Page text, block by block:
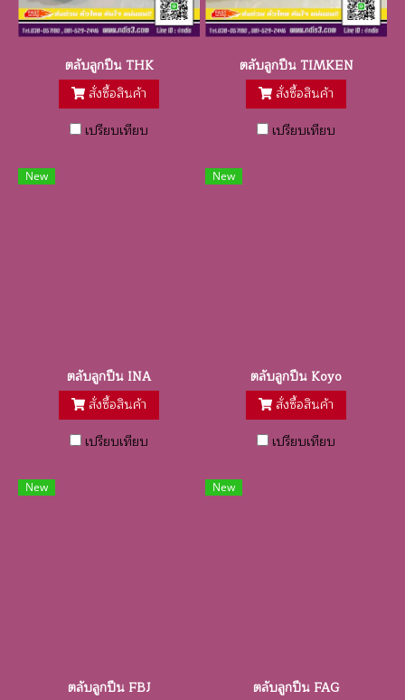
ตลับลูกปืน THK
สั่งซื้อสินค้า
เปรียบเทียบ
ตลับลูกปืน TIMKEN
สั่งซื้อสินค้า
เปรียบเทียบ
New
ตลับลูกปืน INA
สั่งซื้อสินค้า
เปรียบเทียบ
New
ตลับลูกปืน Koyo
สั่งซื้อสินค้า
เปรียบเทียบ
New
ตลับลูกปืน FBJ
New
ตลับลูกปืน FAG